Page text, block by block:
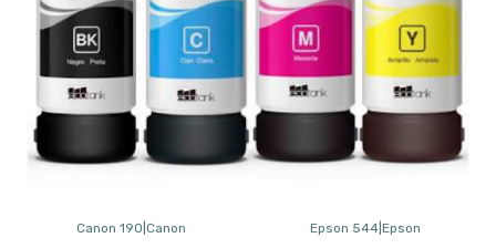
Canon 190 Canon Epson 544 Epson